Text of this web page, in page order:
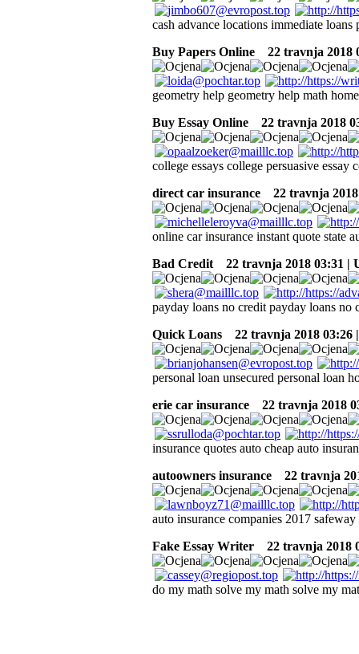
cash advance locations immediate
Buy Papers Online
22 travnja 2018
geometry help geometry help math
Buy Essay Online
22 travnja 2018
college essays college persuasive essay
direct car insurance
22 travnja
online car insurance instant quote state
Bad Credit
22 travnja 2018 03:31 |
payday loans no credit payday loans no
Quick Loans
22 travnja 2018 03:26
personal loan unsecured personal loan
erie car insurance
22 travnja 2018
insurance quotes auto cheap auto
autoowners insurance
22 travnja
auto insurance companies 2017
Fake Essay Writer
22 travnja 2018
do my math solve my math solve my